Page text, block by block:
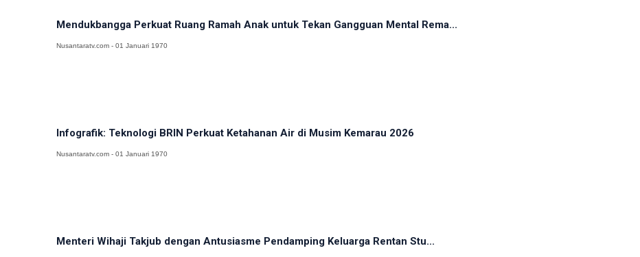
Mendukbangga Perkuat Ruang Ramah Anak untuk Tekan Gangguan Mental Rema...
Nusantaratv.com - 01 Januari 1970
Infografik: Teknologi BRIN Perkuat Ketahanan Air di Musim Kemarau 2026
Nusantaratv.com - 01 Januari 1970
Menteri Wihaji Takjub dengan Antusiasme Pendamping Keluarga Rentan Stu...